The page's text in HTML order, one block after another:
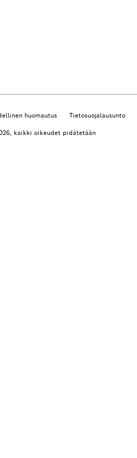
huomautus Tietosuojalausunto
kaikki oikeudet pidätetään